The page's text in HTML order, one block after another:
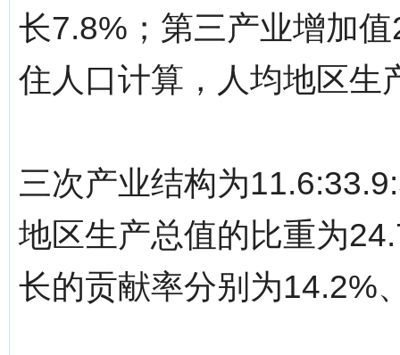
长7.8%；第三产业增加
住人口计算，人均地区生
三次产业结构为
地区生产总值的比重为
长的贡献率分别为14.2%